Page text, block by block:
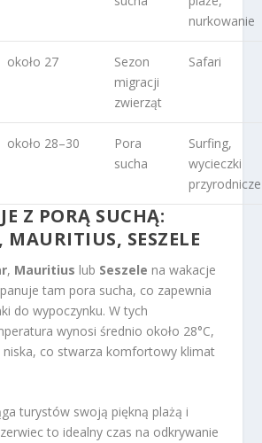
nurkowanie
około 27
Sezon
migracji
zwierząt
Safari
około 28–30
Pora
sucha
Surfing,
wycieczki
przyrodnicze
Z PORĄ SUCHĄ:
SESZELE
, Mauritius lub Seszele na wakacje
tam pora sucha, co zapewnia
do wypoczynku. W tych
wynosi średnio około 28°C,
co stwarza komfortowy klimat
turystów swoją piękną plażą i
to idealny czas na odkrywanie